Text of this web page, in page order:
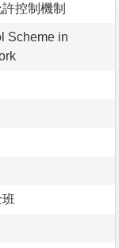
控制機制
Scheme in